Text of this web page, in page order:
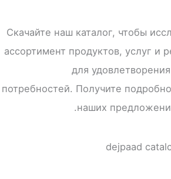
Скачайте наш каталог, чтобы
ассортимент продуктов, услуг и
для
потребностей. Получите
наших